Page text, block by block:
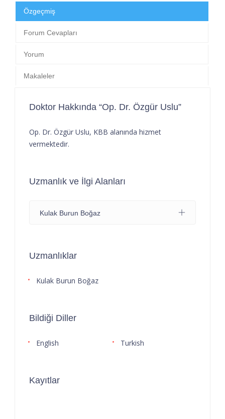
Özgeçmiş
Forum Cevapları
Yorum
Makaleler
Doktor Hakkında “Op. Dr. Özgür Uslu”
Op. Dr. Özgür Uslu, KBB alanında hizmet
vermektedir.
Uzmanlık ve İlgi Alanları
Kulak Burun Boğaz
Uzmanlıklar
Kulak Burun Boğaz
Bildiği Diller
English Turkish
Kayıtlar